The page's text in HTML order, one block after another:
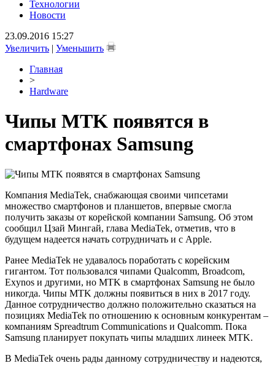
Технологии
Новости
23.09.2016 15:27
Увеличить | Уменьшить
Главная
>
Hardware
Чипы MTK появятся в
смартфонах Samsung
Компания MediaTek, снабжающая своими чипсетами
множество смартфонов и планшетов, впервые смогла
получить заказы от корейской компании Samsung. Об этом
сообщил Цзай Мингай, глава MediaTek, отметив, что в
будущем надеется начать сотрудничать и с Apple.
Ранее MediaTek не удавалось поработать с корейским
гигантом. Тот пользовался чипами Qualcomm, Broadcom,
Exynos и другими, но MTK в смартфонах Samsung не было
никогда. Чипы MTK должны появиться в них в 2017 году.
Данное сотрудничество должно положительно сказаться на
позициях MediaTek по отношению к основным конкурентам –
компаниям Spreadtrum Communications и Qualcomm. Пока
Samsung планирует покупать чипы младших линеек MTK.
В MediaTek очень рады данному сотрудничеству и надеются,